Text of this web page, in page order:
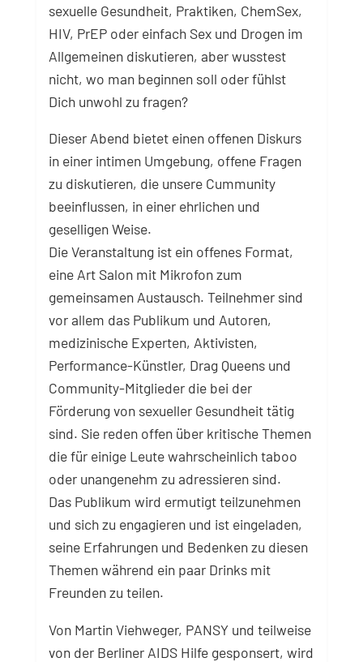
sexuelle Gesundheit, Praktiken, ChemSex,
HIV, PrEP oder einfach Sex und Drogen im
Allgemeinen diskutieren, aber wusstest
nicht, wo man beginnen soll oder fühlst
Dich unwohl zu fragen?
Dieser Abend bietet einen offenen Diskurs
in einer intimen Umgebung, offene Fragen
zu diskutieren, die unsere Cummunity
beeinflussen, in einer ehrlichen und
geselligen Weise.
Die Veranstaltung ist ein offenes Format,
eine Art Salon mit Mikrofon zum
gemeinsamen Austausch. Teilnehmer sind
vor allem das Publikum und Autoren,
medizinische Experten, Aktivisten,
Performance-Künstler, Drag Queens und
Community-Mitglieder die bei der
Förderung von sexueller Gesundheit tätig
sind. Sie reden offen über kritische Themen
die für einige Leute wahrscheinlich taboo
oder unangenehm zu adressieren sind.
Das Publikum wird ermutigt teilzunehmen
und sich zu engagieren und ist eingeladen,
seine Erfahrungen und Bedenken zu diesen
Themen während ein paar Drinks mit
Freunden zu teilen.
Von Martin Viehweger, PANSY und teilweise
von der Berliner AIDS Hilfe gesponsert, wird